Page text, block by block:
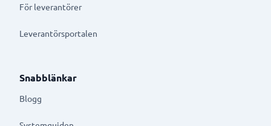
För leverantörer
Leverantörsportalen
Snabblänkar
Blogg